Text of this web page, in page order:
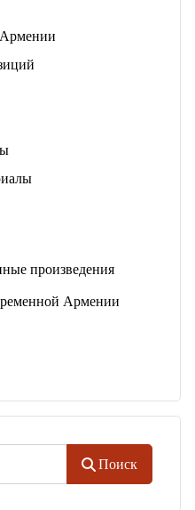
произведения
Армении
Поиск